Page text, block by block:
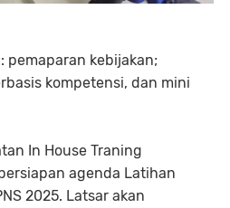
pemaparan kebijakan;
kompetensi, dan mini
In House Traning
agenda Latihan
2025. Latsar akan